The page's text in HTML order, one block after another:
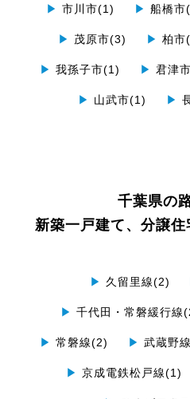
▶ 市川市(1) ▶ 船橋市
▶ 茂原市(3) ▶ 柏市
▶ 我孫子市(1) ▶ 君津
▶ 山武市(1) ▶
千葉県の
新築一戸建て、分譲
▶ 久留里線(2)
▶ 千代田・常磐緩行線
▶ 常磐線(2) ▶ 武蔵野
▶ 京成電鉄松戸線(1)